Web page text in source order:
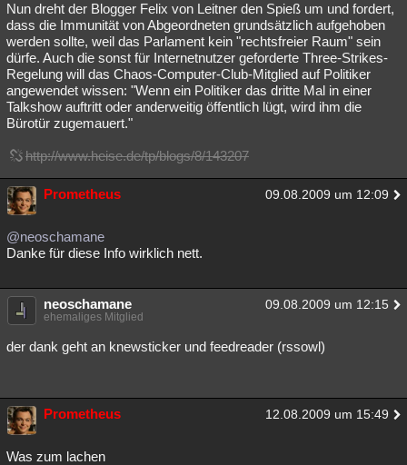
Nun dreht der Blogger Felix von Leitner den Spieß um und fordert,
dass die Immunität von Abgeordneten grundsätzlich aufgehoben
werden sollte, weil das Parlament kein "rechtsfreier Raum" sein
dürfe. Auch die sonst für Internetnutzer geforderte Three-Strikes-
Regelung will das Chaos-Computer-Club-Mitglied auf Politiker
angewendet wissen: "Wenn ein Politiker das dritte Mal in einer
Talkshow auftritt oder anderweitig öffentlich lügt, wird ihm die
Bürotür zugemauert."
http://www.heise.de/tp/blogs/8/143207
Prometheus 09.08.2009 um 12:09
@neoschamane
Danke für diese Info wirklich nett.
neoschamane 09.08.2009 um 12:15
ehemaliges Mitglied
der dank geht an knewsticker und feedreader (rssowl)
Prometheus 12.08.2009 um 15:49
Was zum lachen